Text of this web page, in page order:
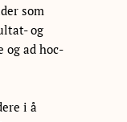
som
og
og ad hoc-
i å